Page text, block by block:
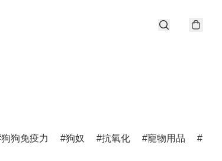
狗狗免疫力 狗奴 抗氧化 寵物用品